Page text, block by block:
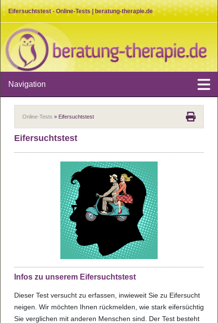
Eifersuchtstest - Online-Tests | beratung-therapie.de
Navigation
Online-Tests » Eifersuchtstest
Eifer­suchts­test
Infos zu unse­rem Eifer­suchts­test
Die­ser Test ver­sucht zu erfas­sen, inwie­weit Sie zu Eifer­sucht
nei­gen. Wir möch­ten Ihnen rück­mel­den, wie stark eifer­süch­tig
Sie ver­gli­chen mit ande­ren Men­schen sind. Der Test besteht